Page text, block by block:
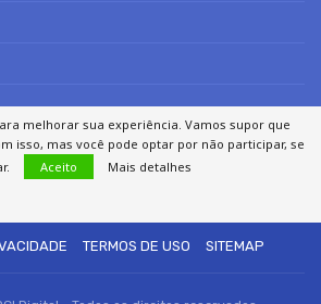
TERMOS DE USO SITEMAP
melhorar sua experiência. Vamos supor que
isso, mas você pode optar por não participar, se
Aceito Mais detalhes